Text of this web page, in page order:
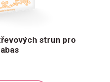
strun pro